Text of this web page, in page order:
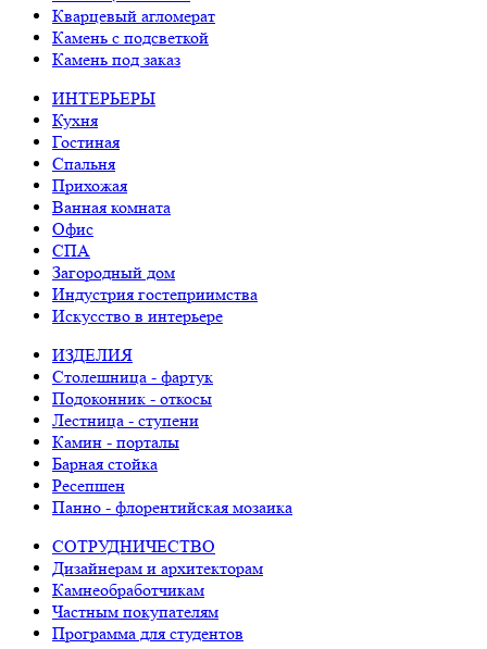
Кварцевый агломерат
Камень с подсветкой
Камень под заказ
ИНТЕРЬЕРЫ
Кухня
Гостиная
Спальня
Прихожая
Ванная комната
Офис
СПА
Загородный дом
Индустрия гостеприимства
Искусство в интерьере
ИЗДЕЛИЯ
Столешница - фартук
Подоконник - откосы
Лестница - ступени
Камин - порталы
Барная стойка
Ресепшен
Панно - флорентийская мозаика
СОТРУДНИЧЕСТВО
Дизайнерам и архитекторам
Камнеобработчикам
Частным покупателям
Программа для студентов